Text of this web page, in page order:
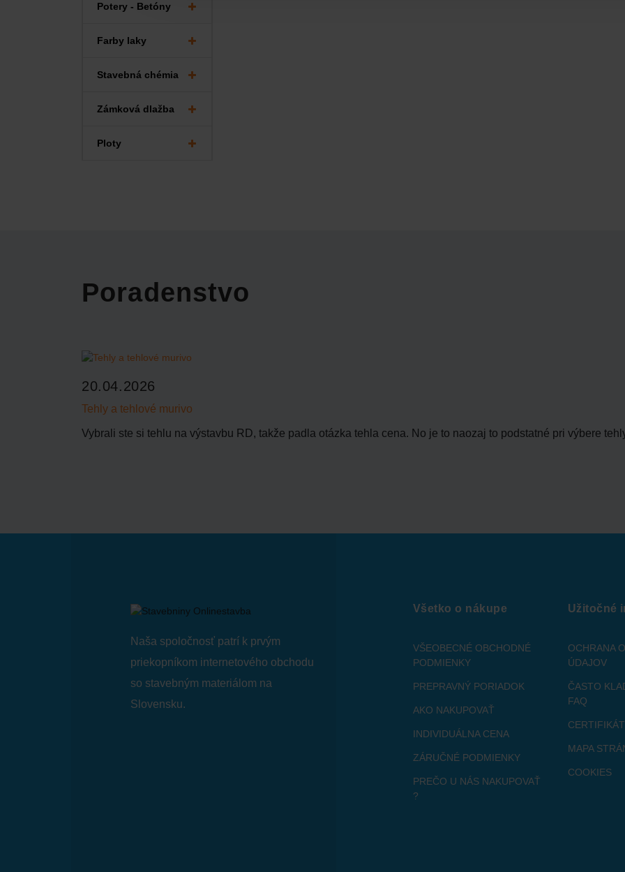
Potery - Betóny
Farby laky
Stavebná chémia
Zámková dlažba
Ploty
Poradenstvo
20.04.2026
Tehly a tehlové murivo
Vybrali ste si tehlu na výstavbu RD, takže padla otázka tehla cena. No je to naozaj to podstatné pri výbere
Naša spoločnosť patrí k prvým
priekopníkom internetového obchodu
so stavebným materiálom na
Slovensku.
Všetko o nákupe
VŠEOBECNÉ OBCHODNÉ
PODMIENKY
PREPRAVNÝ PORIADOK
AKO NAKUPOVAŤ
INDIVIDUÁLNA CENA
ZÁRUČNÉ PODMIENKY
PREČO U NÁS NAKUPOVAŤ
?
Užitočné
OCHRANA
ÚDAJOV
ČASTO
FAQ
MAPA
COOKIES